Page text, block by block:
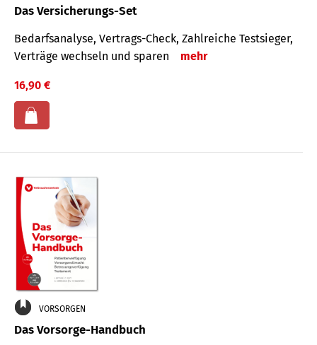
Das Versicherungs-Set
Bedarfsanalyse, Vertrags-Check, Zahlreiche Testsieger,
Verträge wechseln und sparen
mehr
16,90 €
VORSORGEN
Das Vorsorge-Handbuch